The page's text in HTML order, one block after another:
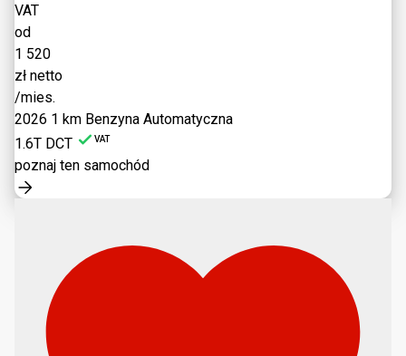
VAT
od
1 520
zł netto
/mies.
2026 1 km Benzyna Automatyczna
1.6T DCT
VAT
poznaj ten samochód